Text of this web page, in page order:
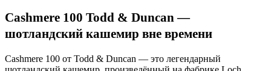
Cashmere 100 Todd & Duncan —
шотландский кашемир вне времени
Cashmere 100 от Todd & Duncan — это легендарный